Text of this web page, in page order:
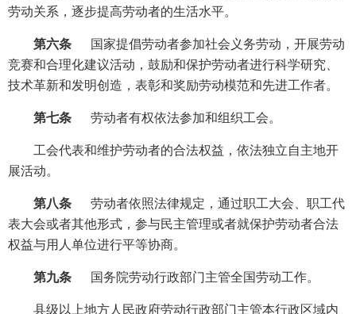
劳动关系，逐步提高劳动者的生活水平。
第六条
国家提倡劳动者参加社会义务劳动，开展劳动
竞赛和合理化建议活动，鼓励和保护劳动者进行科学研究、
技术革新和发明创造，表彰和奖励劳动模范和先进工作者。
第七条
劳动者有权依法参加和组织工会。
工会代表和维护劳动者的合法权益，依法独立自主地开
展活动。
第八条
劳动者依照法律规定，通过职工大会、职工代
表大会或者其他形式，参与民主管理或者就保护劳动者合法
权益与用人单位进行平等协商。
第九条
国务院劳动行政部门主管全国劳动工作。
县级以上地方人民政府劳动行政部门主管本行政区域内